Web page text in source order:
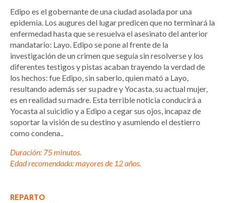
Edipo es el gobernante de una ciudad asolada por una
epidemia. Los augures del lugar predicen que no terminará la
enfermedad hasta que se resuelva el asesinato del anterior
mandatario: Layo. Edipo se pone al frente de la
investigación de un crimen que seguía sin resolverse y los
diferentes testigos y pistas acaban trayendo la verdad de
los hechos: fue Edipo, sin saberlo, quien mató a Layo,
resultando además ser su padre y Yocasta, su actual mujer,
es en realidad su madre. Esta terrible noticia conducirá a
Yocasta al suicidio y a Edipo a cegar sus ojos, incapaz de
soportar la visión de su destino y asumiendo el destierro
como condena..
Duración: 75 minutos.
Edad recomendada: mayores de 12 años.
REPARTO